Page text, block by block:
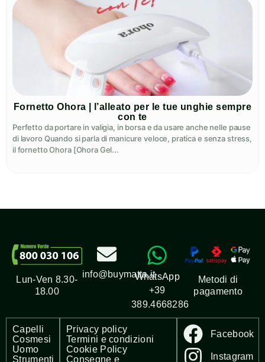
Fornetto Ohora | l’alleato per le tue unghie sempre
con te
Perfetto da portare in valigia, in borsa e da usare anche nelle pause
di lavoro Quando si parla di manicure veloce, pratica e senza stress,
il fornetto Ohora [Ohora Gel...
Lun-Ven 8.30-
18.00
info@buymatta.itWhatsApp
+39
389.4668286
Metodi di
pagamento
Capelli
Cosmesi
Uomo
Strumenti
Privacy policy
Termini e condizioni
Cookie Policy
Consegne e
Facebook
Instagram